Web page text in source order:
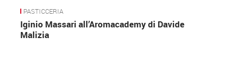
PASTICCERIA
Iginio Massari all’Aromacademy di Davide
Malizia